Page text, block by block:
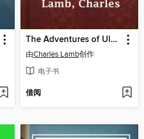
The Adventures of Ulysses
由Charles Lamb创作
电子书
借阅